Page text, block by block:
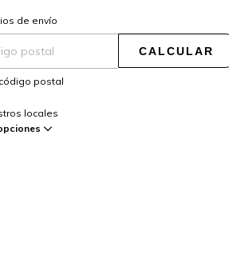
el CP:
de envío
CALCULAR
postal
locales